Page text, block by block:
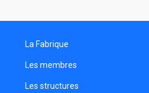
La Fabrique
Les membres
Les structures